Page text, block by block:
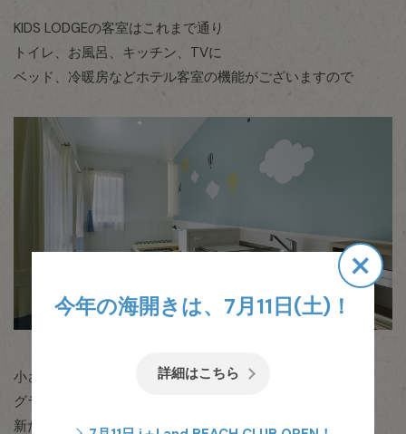
KIDS LODGEの客室はこれまで通り
トイレ、お風呂、キッチン、TVに
ベッド、冷暖房などホテル客室の機能がございますので
小さなお子様連れのお客様やアウトドア初心者の方も
グランピングの楽しさをお楽しみいただける
新たなスタイルの客室です。
今年の海開きは、7月11日(土)！
詳細はこちら
×